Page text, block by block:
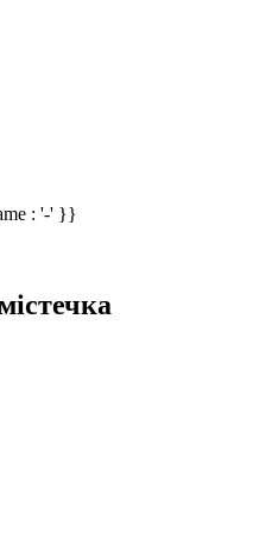
: '-' }}